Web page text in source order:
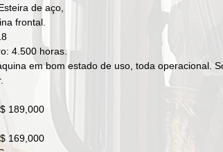
de aço,
frontal.
4.500 horas.
em bom estado de uso, toda operacional.
189,000
169,000